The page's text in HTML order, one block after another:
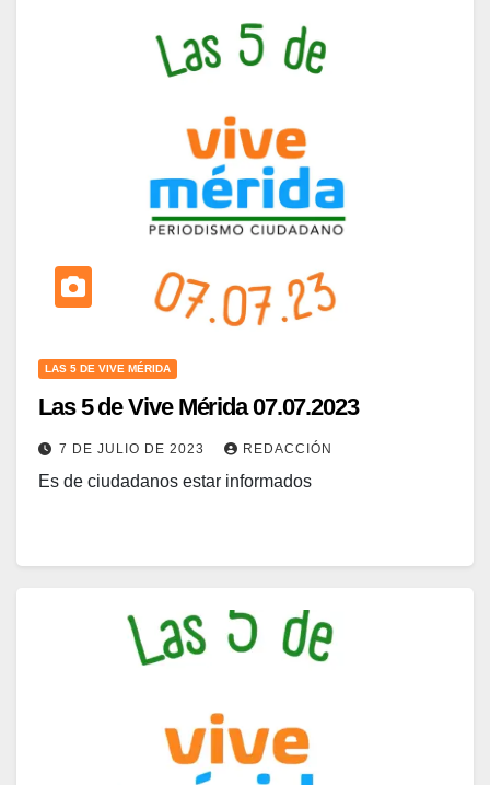
LAS 5 DE VIVE MÉRIDA
Las 5 de Vive Mérida 07.07.2023
7 DE JULIO DE 2023 REDACCIÓN
Es de ciudadanos estar informados